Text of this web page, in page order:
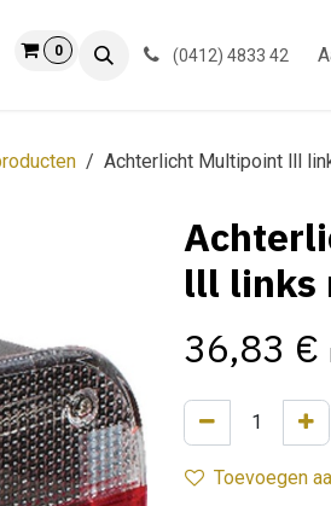
0 (0412) 4833 42
Achterlicht Multipoint lll
lll links
36,83 €
Toevoegen